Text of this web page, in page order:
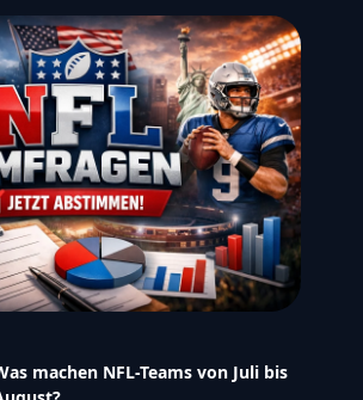
machen NFL-Teams von Juli bis